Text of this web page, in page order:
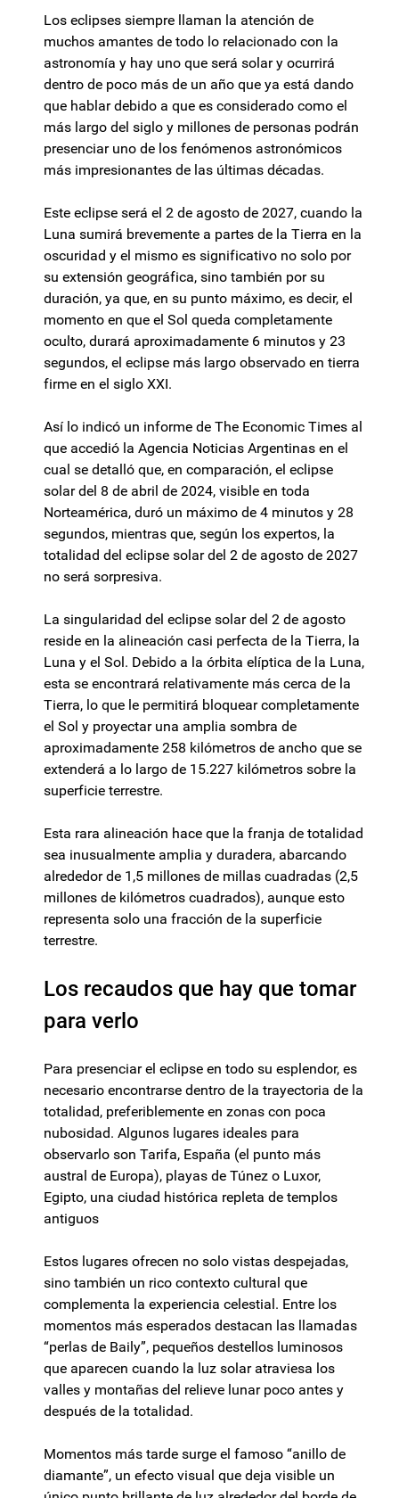
Los eclipses siempre llaman la atención de
muchos amantes de todo lo relacionado con la
astronomía y hay uno que será solar y ocurrirá
dentro de poco más de un año que ya está dando
que hablar debido a que es considerado como el
más largo del siglo y millones de personas podrán
presenciar uno de los fenómenos astronómicos
más impresionantes de las últimas décadas.
Este eclipse será el 2 de agosto de 2027, cuando la
Luna sumirá brevemente a partes de la Tierra en la
oscuridad y el mismo es significativo no solo por
su extensión geográfica, sino también por su
duración, ya que, en su punto máximo, es decir, el
momento en que el Sol queda completamente
oculto, durará aproximadamente 6 minutos y 23
segundos, el eclipse más largo observado en tierra
firme en el siglo XXI.
Así lo indicó un informe de The Economic Times al
que accedió la Agencia Noticias Argentinas en el
cual se detalló que, en comparación, el eclipse
solar del 8 de abril de 2024, visible en toda
Norteamérica, duró un máximo de 4 minutos y 28
segundos, mientras que, según los expertos, la
totalidad del eclipse solar del 2 de agosto de 2027
no será sorpresiva.
La singularidad del eclipse solar del 2 de agosto
reside en la alineación casi perfecta de la Tierra, la
Luna y el Sol. Debido a la órbita elíptica de la Luna,
esta se encontrará relativamente más cerca de la
Tierra, lo que le permitirá bloquear completamente
el Sol y proyectar una amplia sombra de
aproximadamente 258 kilómetros de ancho que se
extenderá a lo largo de 15.227 kilómetros sobre la
superficie terrestre.
Esta rara alineación hace que la franja de totalidad
sea inusualmente amplia y duradera, abarcando
alrededor de 1,5 millones de millas cuadradas (2,5
millones de kilómetros cuadrados), aunque esto
representa solo una fracción de la superficie
terrestre.
Los recaudos que hay que tomar
para verlo
Para presenciar el eclipse en todo su esplendor, es
necesario encontrarse dentro de la trayectoria de la
totalidad, preferiblemente en zonas con poca
nubosidad. Algunos lugares ideales para
observarlo son Tarifa, España (el punto más
austral de Europa), playas de Túnez o Luxor,
Egipto, una ciudad histórica repleta de templos
antiguos
Estos lugares ofrecen no solo vistas despejadas,
sino también un rico contexto cultural que
complementa la experiencia celestial. Entre los
momentos más esperados destacan las llamadas
“perlas de Baily”, pequeños destellos luminosos
que aparecen cuando la luz solar atraviesa los
valles y montañas del relieve lunar poco antes y
después de la totalidad.
Momentos más tarde surge el famoso “anillo de
diamante”, un efecto visual que deja visible un